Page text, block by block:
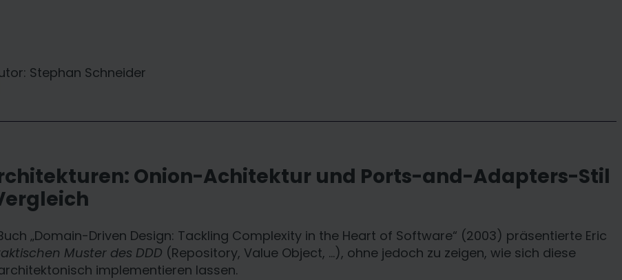
Stephan Schneider
Onion-Achitektur und Ports-and-Adapters-Stil
„Domain-Driven Design: Tackling Complexity in the Heart of Software“ (2003) präsentierte Eric
Muster des DDD (Repository, Value Object, …), ohne jedoch zu zeigen, wie sich diese
implementieren lassen.